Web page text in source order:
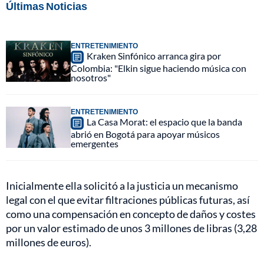
Últimas Noticias
ENTRETENIMIENTO
Kraken Sinfónico arranca gira por
Colombia: "Elkin sigue haciendo música con
nosotros"
ENTRETENIMIENTO
La Casa Morat: el espacio que la banda
abrió en Bogotá para apoyar músicos
emergentes
Inicialmente ella solicitó a la justicia un mecanismo
legal con el que evitar filtraciones públicas futuras, así
como una compensación en concepto de daños y costes
por un valor estimado de unos 3 millones de libras (3,28
millones de euros).